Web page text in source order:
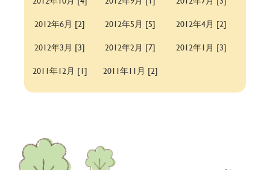
2012年6月 [2]
2012年5月 [5]
2012年4月 [2]
2012年3月 [3]
2012年2月 [7]
2012年1月 [3]
2011年12月 [1]
2011年11月 [2]